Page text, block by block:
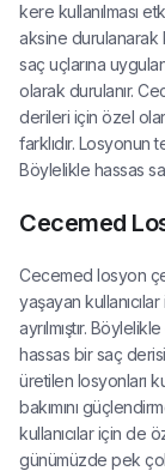
kere kullanılması
aksine durulanarak
saç uçlarına
olarak durulanır.
derileri için özel
farklıdır. Losyonun
Böylelikle hassas
Cecemed
Cecemed losyon
yaşayan
ayrılmıştır.
hassas bir saç
üretilen losyonları
bakımını
kullanıcılar için de
günümüzde pek